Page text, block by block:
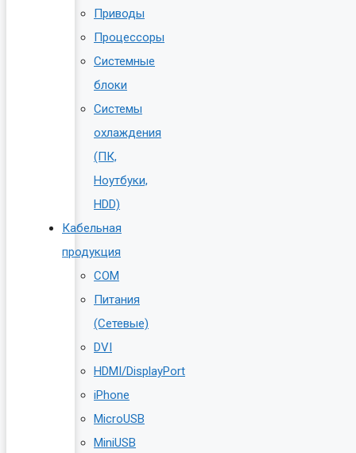
Приводы
Процессоры
Системные
блоки
Системы
охлаждения
(ПК,
Ноутбуки,
HDD)
Кабельная
продукция
COM
Питания
(Сетевые)
DVI
HDMI/DisplayPort
iPhone
MicroUSB
MiniUSB